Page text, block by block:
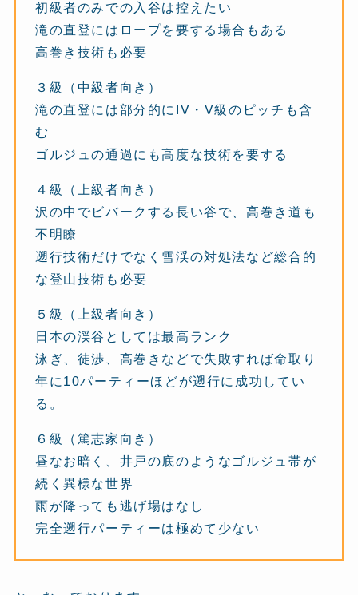
初級者のみでの入谷は控えたい
滝の直登にはロープを要する場合もある
高巻き技術も必要
３級（中級者向き）
滝の直登には部分的にIV・V級のピッチも含
む
ゴルジュの通過にも高度な技術を要する
４級（上級者向き）
沢の中でビバークする長い谷で、高巻き道も
不明瞭
遡行技術だけでなく雪渓の対処法など総合的
な登山技術も必要
５級（上級者向き）
日本の渓谷としては最高ランク
泳ぎ、徒渉、高巻きなどで失敗すれば命取り
年に10パーティーほどが遡行に成功してい
る。
６級（篤志家向き）
昼なお暗く、井戸の底のようなゴルジュ帯が
続く異様な世界
雨が降っても逃げ場はなし
完全遡行パーティーは極めて少ない